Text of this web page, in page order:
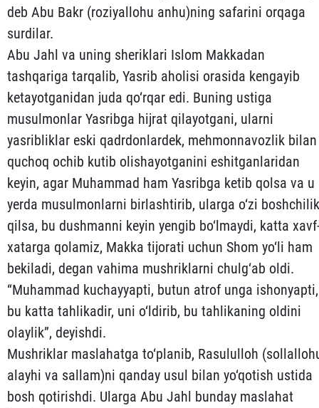
deb Abu Bakr (roziyallohu anhu)ning safarini orqaga
surdilar.
Abu Jahl va uning sheriklari Islom Makkadan
tashqariga tarqalib, Yasrib aholisi orasida kengayib
ketayotganidan juda qo‘r­qar edi. Buning ustiga
musulmonlar Yasribga hijrat qila­yotgani, ularni
yasribliklar eski qadrdonlardek, mehmonnavoz­lik bilan
quchoq ochib kutib olishayotganini eshitganlaridan
keyin, agar Muhammad ham Yasribga ketib qolsa va u
yerda musul­monlarni birlashtirib, ularga o‘zi boshchilik
qilsa, bu dush­manni keyin yengib bo‘lmaydi, katta
xatarga qolamiz, Mak­ka tijorati uchun Shom yo‘li ham
bekiladi, degan vahima mush­rik­larni chulg‘ab oldi.
“Muhammad kuchayyapti, butun atrof unga ishonyapti,
bu katta tahlikadir, uni o‘ldirib, bu tahlikaning oldini
olaylik”, de­yishdi.
Mushriklar maslahatga to‘planib, Rasululloh
alayhi va sallam)ni qanday usul bilan yo‘qotish ustida
bosh qo­ti­rishdi. Ularga Abu Jahl bunday maslahat